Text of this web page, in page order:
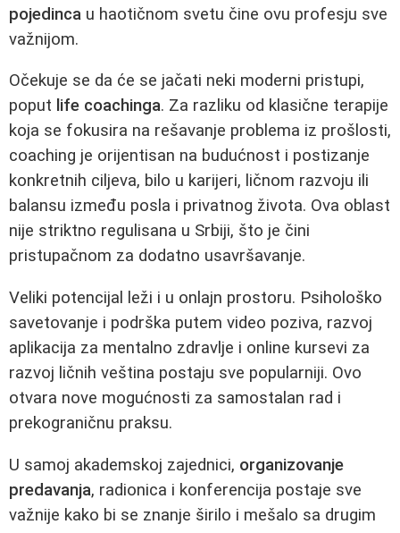
pojedinca u haotičnom svetu čine ovu profesju sve
važnijom.
Očekuje se da će se jačati neki moderni pristupi,
poput life coachinga. Za razliku od klasične terapije
koja se fokusira na rešavanje problema iz prošlosti,
coaching je orijentisan na budućnost i postizanje
konkretnih ciljeva, bilo u karijeri, ličnom razvoju ili
balansu između posla i privatnog života. Ova oblast
nije striktno regulisana u Srbiji, što je čini
pristupačnom za dodatno usavršavanje.
Veliki potencijal leži i u onlajn prostoru. Psihološko
savetovanje i podrška putem video poziva, razvoj
aplikacija za mentalno zdravlje i online kursevi za
razvoj ličnih veština postaju sve popularniji. Ovo
otvara nove mogućnosti za samostalan rad i
prekograničnu praksu.
U samoj akademskoj zajednici, organizovanje
predavanja, radionica i konferencija postaje sve
važnije kako bi se znanje širilo i mešalo sa drugim